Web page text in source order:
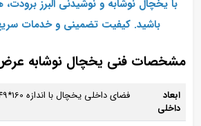
با یخچال‌ نوشابه و نوشیدنی البرز
باشید. کیفیت تضمینی و خدمات
مشخصات فنی یخچال نوشابه عرض 140 البرز
ابعاد
داخلی
فضای داخلی یخچال با اندازه 160*49*120 سانتی متر